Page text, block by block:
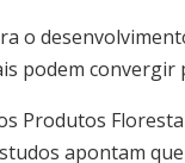
o
podem
Produtos
apontam